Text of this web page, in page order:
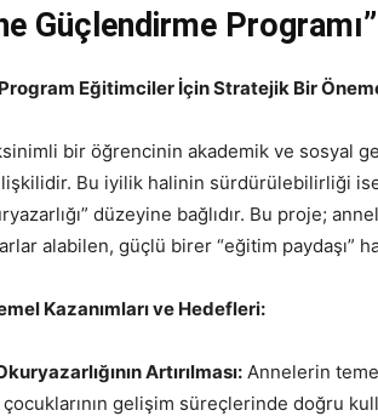
Güçlendirme Programı”
Eğitimciler İçin Stratejik Bir
bir öğrencinin akademik ve sosyal
Bu iyilik halinin sürdürülebilirliği
düzeyine bağlıdır. Bu proje;
alabilen, güçlü birer “eğitim paydaşı”
Kazanımları ve Hedefleri:
Artırılması: Annelerin
gelişim süreçlerinde doğru